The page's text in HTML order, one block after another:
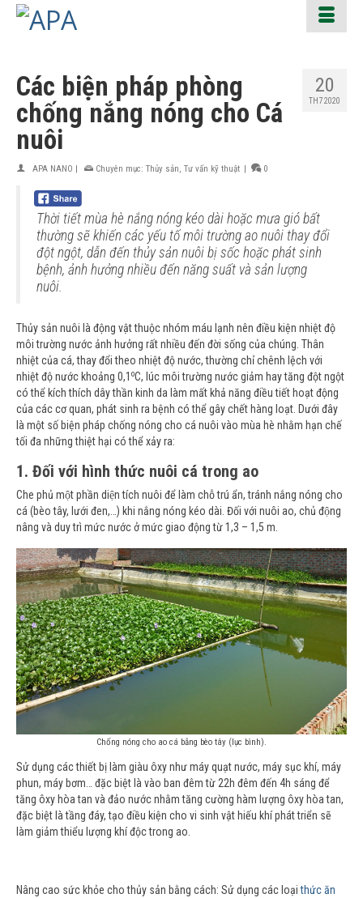
20
TH7 2020
Các biện pháp phòng
chống nắng nóng cho Cá
nuôi
APA NANO | Chuyên mục: Thủy sản, Tư vấn kỹ thuật | 0
Thời tiết mùa hè nắng nóng kéo dài hoặc mưa gió bất
thường sẽ khiến các yếu tố môi trường ao nuôi thay đổi
đột ngột, dẫn đến thủy sản nuôi bị sốc hoặc phát sinh
bệnh, ảnh hưởng nhiều đến năng suất và sản lượng
nuôi.
Thủy sản nuôi là động vật thuộc nhóm máu lạnh nên điều kiện nhiệt độ
môi trường nước ảnh hưởng rất nhiều đến đời sống của chúng. Thân
nhiệt của cá, thay đổi theo nhiệt độ nước, thường chỉ chênh lệch với
nhiệt độ nước khoảng 0,1 oC, lúc môi trường nước giảm hay tăng đột ngột
có thể kích thích dây thần kinh da làm mất khả năng điều tiết hoạt động
của các cơ quan, phát sinh ra bệnh có thể gây chết hàng loạt. Dưới đây
là một số biện pháp chống nóng cho cá nuôi vào mùa hè nhằm hạn chế
tối đa những thiệt hại có thể xảy ra:
1. Đối với hình thức nuôi cá trong ao
Che phủ một phần diện tích nuôi để làm chỗ trú ẩn, tránh nắng nóng cho
cá (bèo tây, lưới đen,…) khi nắng nóng kéo dài. Đối với nuôi ao, chủ động
nâng và duy trì mức nước ở mức giao động từ 1,3 – 1,5 m.
Chống nóng cho ao cá bằng bèo tây (lục bình).
Sử dụng các thiết bị làm giàu ôxy như máy quạt nước, máy sục khí, máy
phun, máy bơm… đặc biệt là vào ban đêm từ 22h đêm đến 4h sáng để
tăng ôxy hòa tan và đảo nước nhằm tăng cường hàm lượng ôxy hòa tan,
đặc biệt là tầng đáy, tạo điều kiện cho vi sinh vật hiếu khí phát triển sẽ
làm giảm thiểu lượng khí độc trong ao.
Nâng cao sức khỏe cho thủy sản bằng cách: Sử dụng các loạithức ăn